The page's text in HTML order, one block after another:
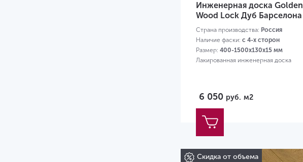
Инженерная доска Golden
Wood Lock Дуб Барселона
Страна производства: Россия
Наличие фаски: с 4-х сторон
Размер: 400-1500х130х15 мм
Лакированная инженерная доска
6 050 руб. м2
Скидка от объема